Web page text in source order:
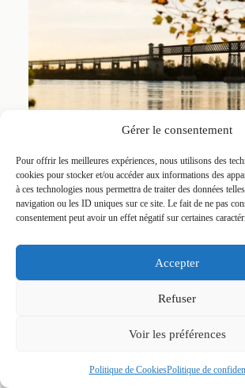
Gérer le consentement
Pour offrir les meilleures expériences, nous utilisons des
cookies pour stocker et/ou accéder aux informations des
à ces technologies nous permettra de traiter des données
navigation ou les ID uniques sur ce site. Le fait de ne pas
consentement peut avoir un effet négatif sur certaines
Accepter
Refuser
Voir les préférences
Politique de CookiesPolitique de